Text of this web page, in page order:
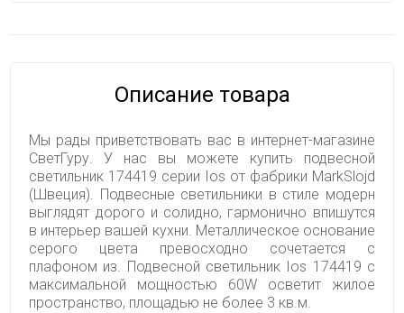
Описание товара
Мы рады приветствовать вас в интернет-магазине
СветГуру. У нас вы можете купить подвесной
светильник 174419 серии Ios от фабрики MarkSlojd
(Швеция). Подвесные светильники в стиле модерн
выглядят дорого и солидно, гармонично впишутся
в интерьер вашей кухни. Металлическое основание
серого цвета превосходно сочетается с
плафоном из. Подвесной светильник Ios 174419 с
максимальной мощностью 60W осветит жилое
пространство, площадью не более 3 кв.м.